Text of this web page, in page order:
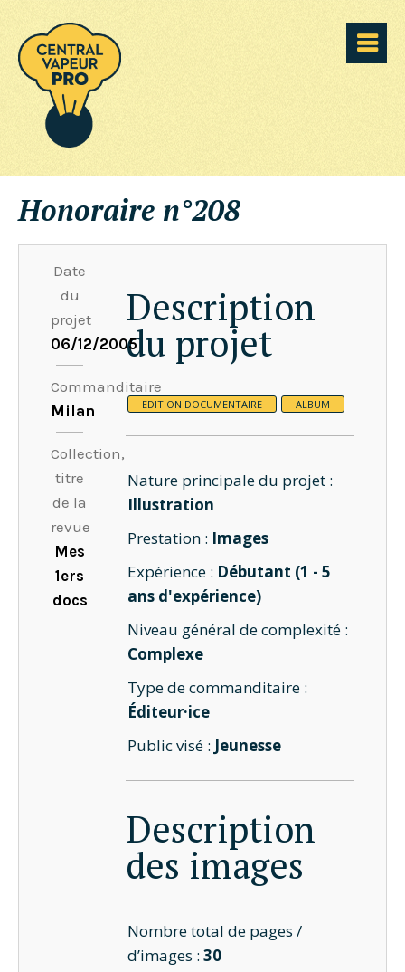
Honoraire n°208
Date
du
projet
06/12/2005
Commanditaire
Milan
Collection,
titre
de la
revue
Mes
1ers
docs
Description
du projet
EDITION DOCUMENTAIRE ALBUM
Nature principale du projet :
Illustration
Prestation : Images
Expérience : Débutant (1 - 5
ans d'expérience)
Niveau général de complexité :
Complexe
Type de commanditaire :
Éditeur·ice
Public visé : Jeunesse
Description
des images
Nombre total de pages /
d’images :30